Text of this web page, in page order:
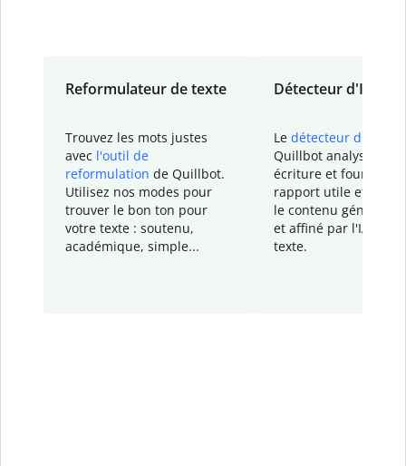
Reformulateur de texte
Trouvez les mots justes
avec l'outil de
reformulation de Quillbot.
Utilisez nos modes pour
trouver le bon ton pour
votre texte : soutenu,
académique, simple...
Détecteur d'IA
Le détecteur d'IA
Quillbot analyse votre
écriture et fournit un
rapport utile et
le contenu généré
et affiné par l'IA
texte.